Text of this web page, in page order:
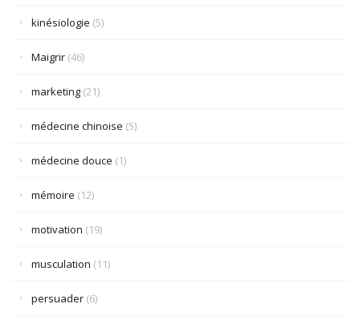
kinésiologie (5)
Maigrir (46)
marketing (21)
médecine chinoise (5)
médecine douce (1)
mémoire (12)
motivation (19)
musculation (11)
persuader (6)